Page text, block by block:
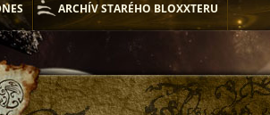
ARCHÍV STARÉHO BLOXXTERU